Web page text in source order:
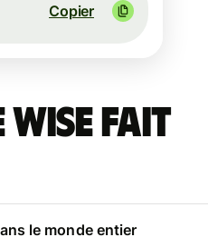
Copier
Wise fait
le monde entier